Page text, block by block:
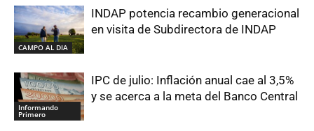
CAMPO AL DIA
INDAP potencia recambio generacional
en visita de Subdirectora de INDAP
Informando
Primero
IPC de julio: Inflación anual cae al 3,5%
y se acerca a la meta del Banco Central